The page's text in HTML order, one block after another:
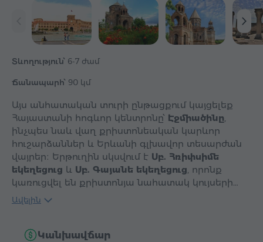
Տևողություն՝ 6-7 ժամ
Ճանապարհ՝ 90 կմ
Այս անհատական տուրի ընթացքում կայցելեք
Հայաստանի հոգևոր կենտրոնը՝ Էջմիածինը,
ինչպես նաև վաղ քրիստոնեական կարևոր
հուշարձաններ և Երևանի գլխավոր տեսարժան
վայրեր։ Երթուղին սկսվում է Սբ. Հռիփսիմե
եկեղեցուց և Սբ. Գայանե եկեղեցուց, որոնք
կառուցվել են քրիստոնյա նահատակ կույսերի…
Ավելին
Կանխավճար